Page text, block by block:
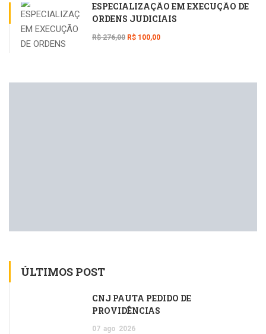
ESPECIALIZAÇÃO EM EXECUÇÃO DE
ORDENS JUDICIAIS
R$ 276,00 R$ 100,00
ÚLTIMOS POST
CNJ PAUTA PEDIDO DE
PROVIDÊNCIAS
07 ago 2026